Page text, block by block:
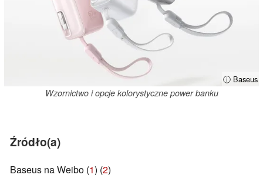
ⓘ Baseus
Wzornictwo i opcje kolorystyczne power banku
Źródło(a)
Baseus na Weibo (1) (2)